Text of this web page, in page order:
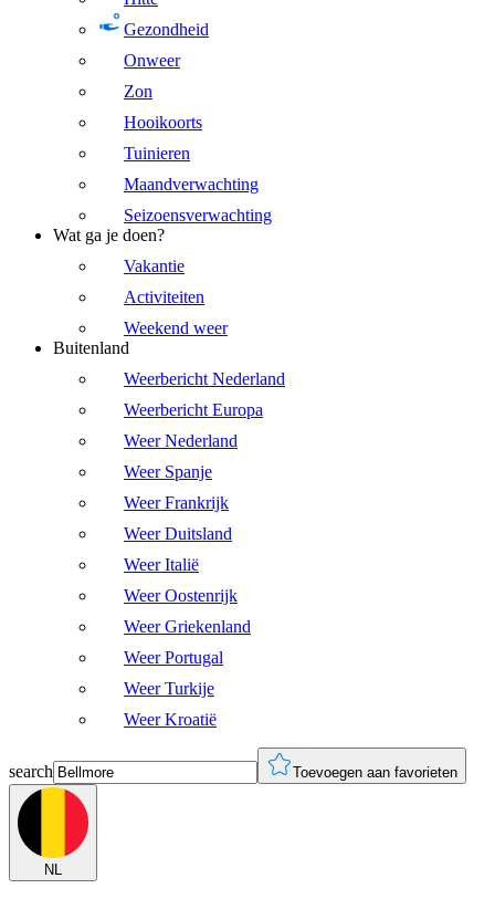
Gezondheid
Onweer
Zon
Hooikoorts
Tuinieren
Maandverwachting
Seizoensverwachting
Wat ga je doen?
Vakantie
Activiteiten
Weekend weer
Buitenland
Weerbericht Nederland
Weerbericht Europa
Weer Nederland
Weer Spanje
Weer Frankrijk
Weer Duitsland
Weer Italië
Weer Oostenrijk
Weer Griekenland
Weer Portugal
Weer Turkije
Weer Kroatië
search Toevoegen aan favorieten
NL